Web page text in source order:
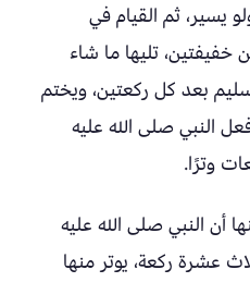
يسير، ثم القيام في
خفيفتين، تليها ما شاء
بعد كل ركعتين، ويختم
النبي صلى الله عليه
وترًا.
أن النبي صلى الله عليه
عشرة ركعة، يوتر منها